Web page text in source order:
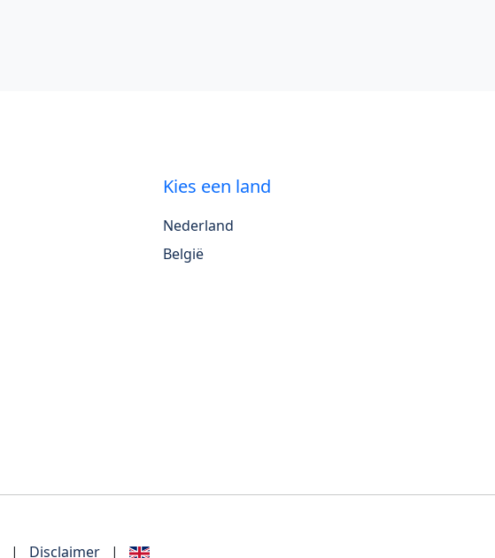
Kies een land
Nederland
België
| Disclaimer |